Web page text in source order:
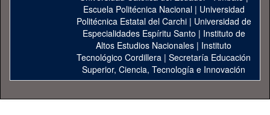
Escuela Politécnica Nacional| Universidad
Politécnica Estatal del Carchi| Universidad de
Especialidades Espíritu Santo | Instituto de
Altos Estudios Nacionales | Instituto
Tecnológico Cordillera | Secretaría Educación
Superior, Ciencia, Tecnología e Innovación